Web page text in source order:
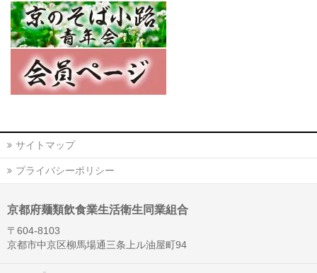
サイトマップ
プライバシーポリシー
京都府麺類飲食業生活衛生同業組合
〒604-8103
京都市中京区柳馬場通三条上ル油屋町94